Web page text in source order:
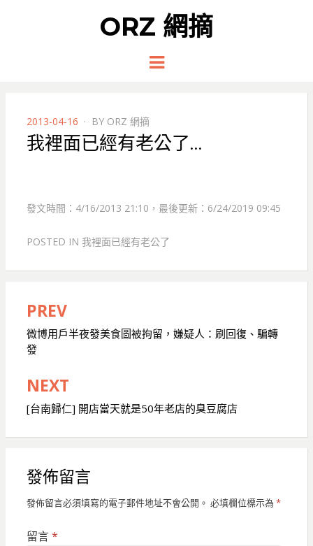
ORZ 網摘
Menu
POSTED
ON
2013-04-16 BY ORZ 網摘
我裡面已經有老公了…
發文時間：4/16/2013 21:10，最後更新：6/24/2019 09:45
POSTED IN 我裡面已經有老公了
文
章
導
覽
PREV
微博用戶半夜發美食圖被拘留，嫌疑人：刷回復、騙轉
發
NEXT
[台南歸仁] 開店當天就是50年老店的臭豆腐店
發佈留言
發佈留言必須填寫的電子郵件地址不會公開。 必填欄位標示為 *
留言*